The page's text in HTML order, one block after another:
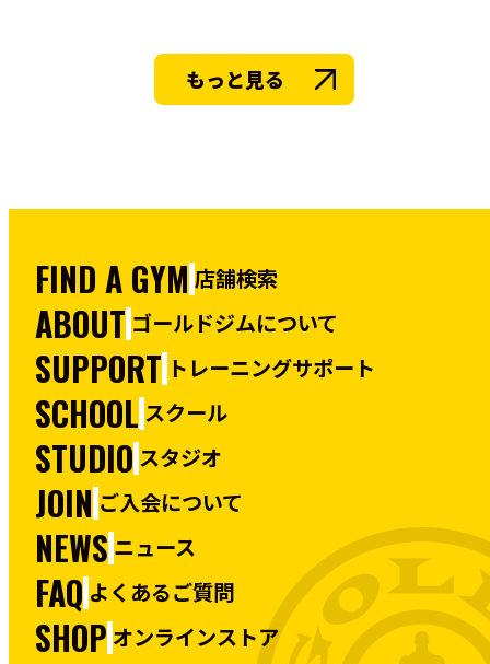
もっと見る
FIND A GYM 店舗検索
ABOUT ゴールドジムについて
SUPPORT トレーニングサポート
SCHOOL スクール
STUDIO スタジオ
JOIN ご入会について
NEWS ニュース
FAQ よくあるご質問
SHOP オンラインストア